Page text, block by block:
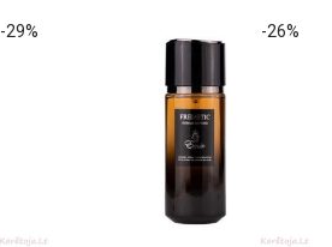
-29% -26%